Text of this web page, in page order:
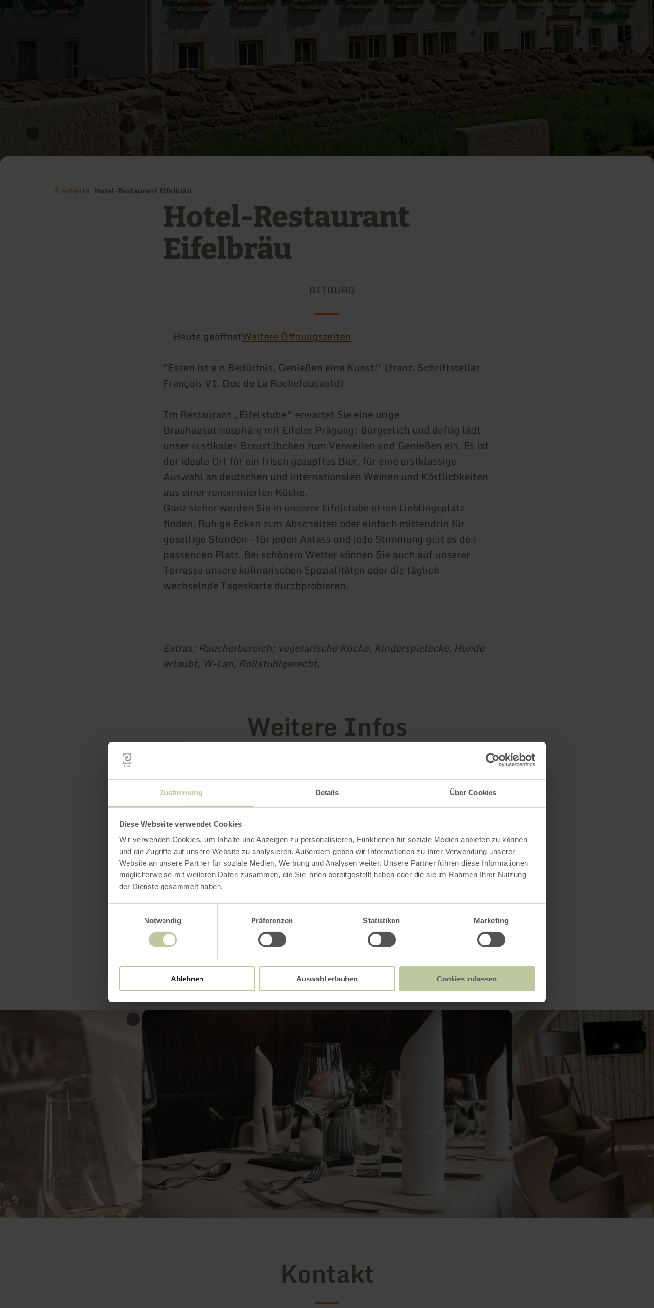
Zustimmung Details Über Cookies
Diese Webseite verwendet Cookies
Wir verwenden Cookies, um Inhalte und Anzeigen zu personalisieren, Funktionen für soziale Medien anbieten zu können
und die Zugriffe auf unsere Website zu analysieren. Außerdem geben wir Informationen zu Ihrer Verwendung unserer
Website an unsere Partner für soziale Medien, Werbung und Analysen weiter. Unsere Partner führen diese Informationen
möglicherweise mit weiteren Daten zusammen, die Sie ihnen bereitgestellt haben oder die sie im Rahmen Ihrer Nutzung
der Dienste gesammelt haben.
Notwendig
Präferenzen Statistiken Marketing
Ablehnen Auswahl erlauben Cookies zulassen
Startseite Hotel-Restaurant Eifelbräu
Hotel-Restaurant
Eifelbräu
BITBURG
Heute geöffnetWeitere Öffnungszeiten
"Essen ist ein Bedürfnis, Genießen eine Kunst!" (franz. Schriftsteller
François VI. Duc de La Rochefoucauld)
Im Restaurant „Eifelstube“ erwartet Sie eine urige
Brauhausatmosphäre mit Eifeler Prägung: Bürgerlich und deftig lädt
unser rustikales Braustübchen zum Verweilen und Genießen ein. Es ist
der ideale Ort für ein frisch gezapftes Bier, für eine erstklassige
Auswahl an deutschen und internationalen Weinen und Köstlichkeiten
aus einer renommierten Küche.
Ganz sicher werden Sie in unserer Eifelstube einen Lieblingsplatz
finden. Ruhige Ecken zum Abschalten oder einfach mittendrin für
gesellige Stunden – für jeden Anlass und jede Stimmung gibt es den
passenden Platz. Bei schönem Wetter können Sie auch auf unserer
Terrasse unsere kulinarischen Spezialitäten oder die täglich
wechselnde Tageskarte durchprobieren.
Extras: Raucherbereich; vegetarische Küche, Kinderspielecke, Hunde
erlaubt, W-Lan, Rollstuhlgerecht,
Weitere Infos
Öffnungszeiten
Merkmale / Besonderheiten
Kategorien
Platzangebot
Impressionen
Kontakt